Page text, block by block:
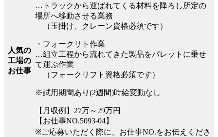
人気の
工場の
お仕事
…トラックから運ばれてくる材料を降ろし所定の
場所へ移動させる業務
（玉掛け、クレーン資格必須です）
・フォークリト作業
…組立工程から流れてきた製品をパレットに乗せ
て運ぶ作業
（フォークリフト資格必須です）
※試用期間あり(2週間)時給変動なし
【月収例】27万～29万円
【お仕事NO.5093-04】
※ご応募いただく際に、お仕事NO.をお伝えくださ